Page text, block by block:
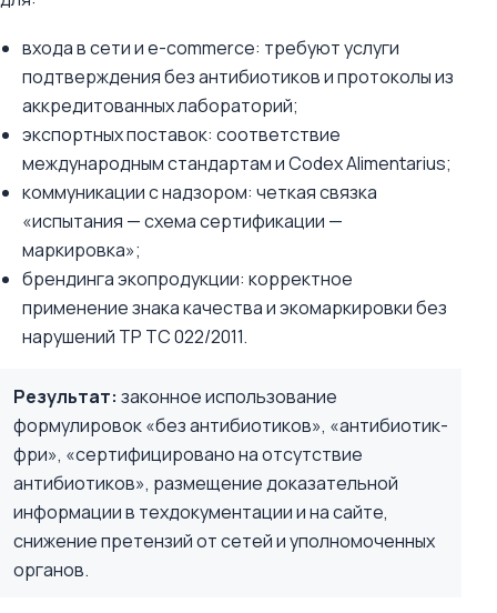
входа в сети и e-commerce: требуют услуги
подтверждения без антибиотиков и протоколы из
аккредитованных лабораторий;
экспортных поставок: соответствие
международным стандартам и Codex Alimentarius;
коммуникации с надзором: четкая связка
«испытания — схема сертификации —
маркировка»;
брендинга экопродукции: корректное
применение знака качества и экомаркировки без
нарушений ТР ТС 022/2011.
Результат: законное использование
формулировок «без антибиотиков», «антибиотик-
фри», «сертифицировано на отсутствие
антибиотиков», размещение доказательной
информации в техдокументации и на сайте,
снижение претензий от сетей и уполномоченных
органов.